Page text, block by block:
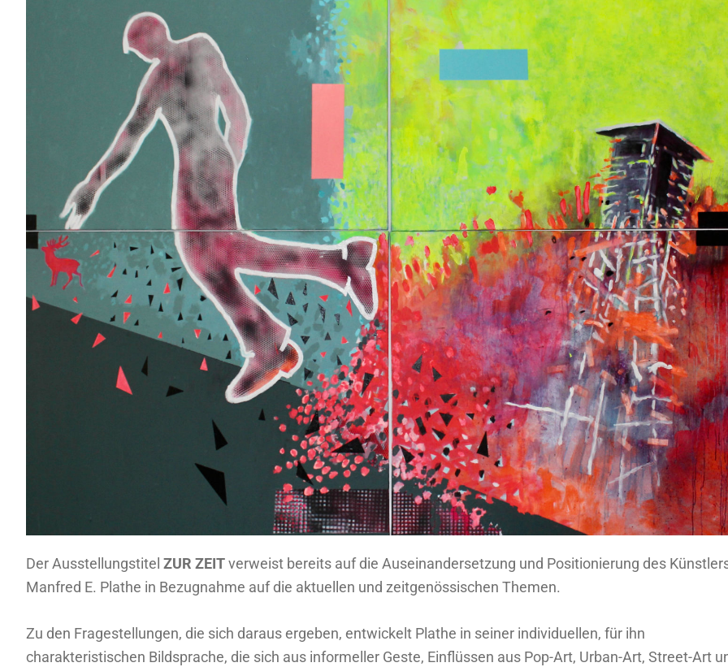
Der Ausstellungstitel ZUR ZEITverweist bereits auf die Auseinandersetzung und Positionierung des
Manfred E. Plathe in Bezugnahme auf die aktuellen und zeitgenössischen Themen.
Zu den Fragestellungen, die sich daraus ergeben, entwickelt Plathe in seiner individuellen, für ihn
charakteristischen Bildsprache, die sich aus informeller Geste, Einflüssen aus Pop-Art, Urban-Art, Street-Art